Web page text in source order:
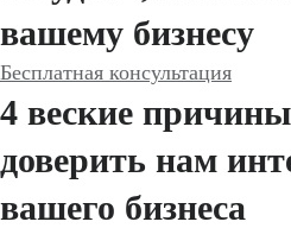
вашему бизнесу
Бесплатная консультация
4 веские причины
доверить нам
вашего бизнеса